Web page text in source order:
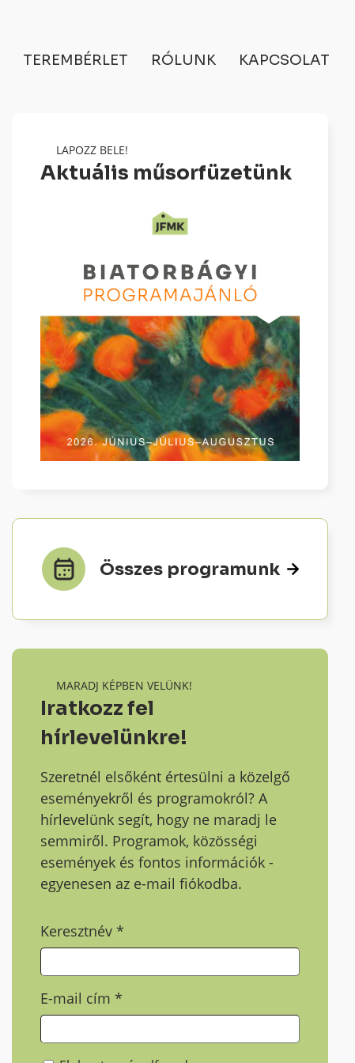
TEREMBÉRLET RÓLUNK KAPCSOLAT
LAPOZZ BELE!
Aktuális műsorfüzetünk
Összes programunk
MARADJ KÉPBEN VELÜNK!
Iratkozz fel
hírlevelünkre!
Szeretnél elsőként értesülni a közelgő
eseményekről és programokról? A
hírlevelünk segít, hogy ne maradj le
semmiről. Programok, közösségi
események és fontos információk -
egyenesen az e-mail fiókodba.
Keresztnév*
E-mail cím*